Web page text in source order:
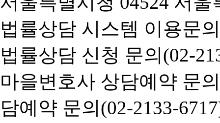
법률상담 시스템 이용문
법률상담 신청 문의(02-
마을변호사 상담예약 문
담예약 문의(02-2133-